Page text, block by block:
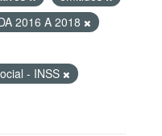
2016 A 2018
- INSS